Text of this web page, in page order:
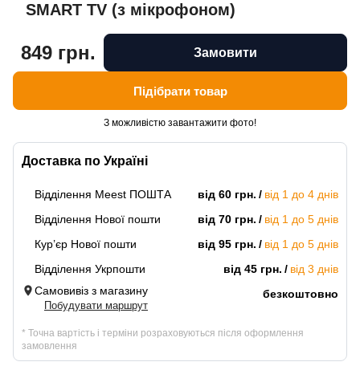
SMART TV (з мікрофоном)
Доставка по Україні
Відділення Meest ПОШТА від 60 грн.
від 1 до 4 днів
Відділення Нової пошти
від 70 грн.
від 1 до 5 днів
Кур’єр Нової пошти
від 95 грн.
від 1 до 5 днів
Відділення Укрпошти
від 45 грн.
від 3 днів
Самовивіз з магазину
Побудувати маршрут
безкоштовно
* Точна вартість і терміни розраховуються після оформлення
замовлення
849 грн. Замовити
Підібрати товар
З можливістю завантажити фото!